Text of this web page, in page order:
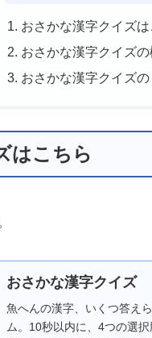
おさかな漢字クイズは
おさかな漢字クイズ
おさかな漢字クイズ
はこちら
おさかな漢字クイズ
魚へんの漢字、いくつ答え
ム。10秒以内に、4つの選